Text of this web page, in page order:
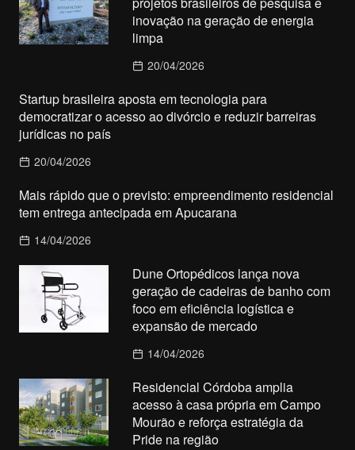
inovação na geração de energia
limpa
20/04/2026
Startup brasileira aposta em tecnologia para
democratizar o acesso ao divórcio e reduzir barreiras
jurídicas no país
20/04/2026
Mais rápido que o previsto: empreendimento residencial
tem entrega antecipada em Apucarana
14/04/2026
Dune Ortopédicos lança nova
geração de cadeiras de banho com
foco em eficiência logística e
expansão de mercado
14/04/2026
Residencial Córdoba amplia
acesso à casa própria em Campo
Mourão e reforça estratégia da
Pride na região